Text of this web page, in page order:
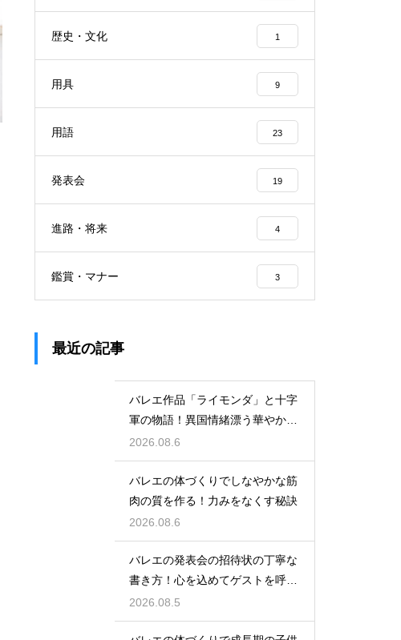
歴史・文化 1
用具 9
用語 23
発表会 19
進路・将来 4
鑑賞・マナー 3
最近の記事
バレエ作品「ライモンダ」と十字
軍の物語！異国情緒漂う華やかな
踊りを堪能
2026.08.6
バレエの体づくりでしなやかな筋
肉の質を作る！力みをなくす秘訣
2026.08.6
バレエの発表会の招待状の丁寧な
書き方！心を込めてゲストを呼ぶ
コツ
2026.08.5